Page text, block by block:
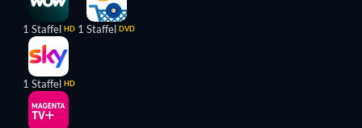
1 Staffel HD
1 Staffel HD
1 Staffel DVD